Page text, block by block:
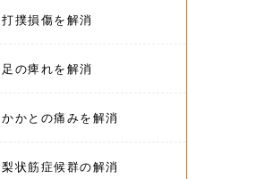
打撲損傷を解消
足の痺れを解消
かかとの痛みを解消
梨状筋症候群の解消